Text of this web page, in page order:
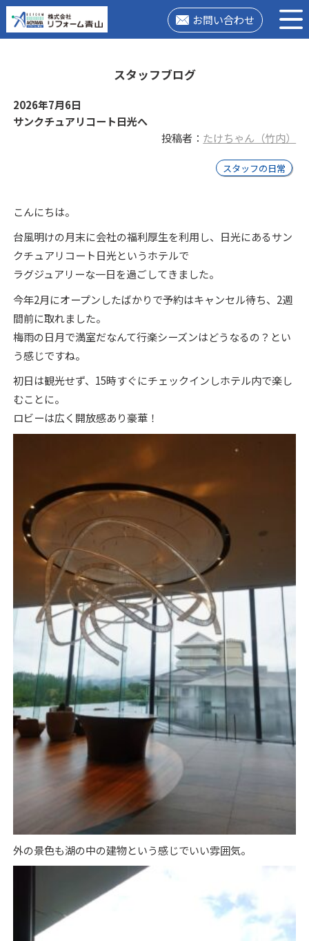
お問い合わせ
スタッフブログ
2026年7月6日
サンクチュアリコート日光へ
投稿者： たけちゃん（竹内）
スタッフの日常
こんにちは。
台風明けの月末に会社の福利厚生を利用し、日光にあるサン
クチュアリコート日光というホテルで
ラグジュアリーな一日を過ごしてきました。
今年2月にオープンしたばかりで予約はキャンセル待ち、2週
間前に取れました。
梅雨の日月で満室だなんて行楽シーズンはどうなるの？とい
う感じですね。
初日は観光せず、15時すぐにチェックインしホテル内で楽し
むことに。
ロビーは広く開放感あり豪華！
外の景色も湖の中の建物という感じでいい雰囲気。